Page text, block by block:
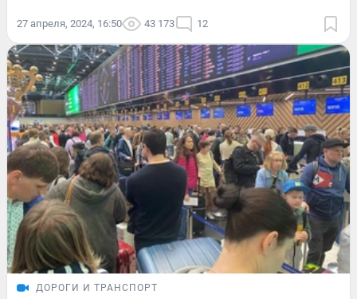
27 апреля, 2024, 16:50 43 173 12
ДОРОГИ И ТРАНСПОРТ